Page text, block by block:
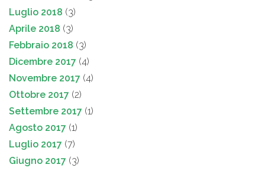
Luglio 2018 (3)
Aprile 2018 (3)
Febbraio 2018 (3)
Dicembre 2017 (4)
Novembre 2017 (4)
Ottobre 2017 (2)
Settembre 2017 (1)
Agosto 2017 (1)
Luglio 2017 (7)
Giugno 2017 (3)